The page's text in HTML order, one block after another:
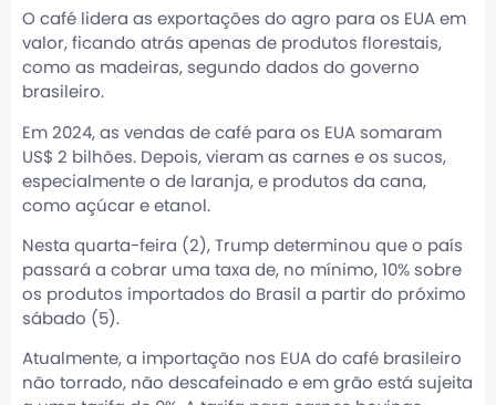
O café lidera as exportações do agro para os EUA em
valor, ficando atrás apenas de produtos florestais,
como as madeiras, segundo dados do governo
brasileiro.
Em 2024, as vendas de café para os EUA somaram
US$ 2 bilhões. Depois, vieram as carnes e os sucos,
especialmente o de laranja, e produtos da cana,
como açúcar e etanol.
Nesta quarta-feira (2), Trump determinou que o país
passará a cobrar uma taxa de, no mínimo, 10% sobre
os produtos importados do Brasil a partir do próximo
sábado (5).
Atualmente, a importação nos EUA do café brasileiro
não torrado, não descafeinado e em grão está sujeita